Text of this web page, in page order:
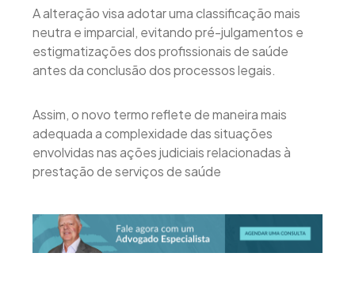
A alteração visa adotar uma classificação mais
neutra e imparcial, evitando pré-julgamentos e
estigmatizações dos profissionais de saúde
antes da conclusão dos processos legais.
Assim, o novo termo reflete de maneira mais
adequada a complexidade das situações
envolvidas nas ações judiciais relacionadas à
prestação de serviços de saúde